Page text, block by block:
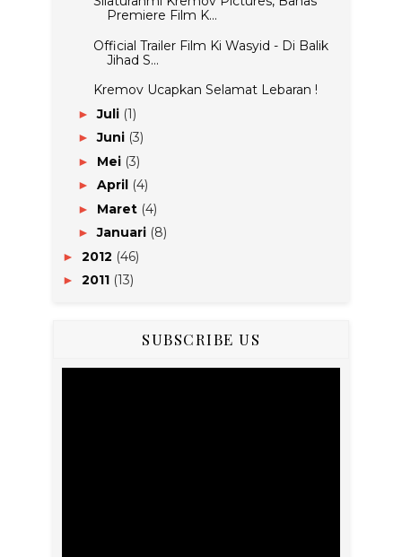
Premiere Film K...
Official Trailer Film Ki Wasyid - Di Balik
Jihad S...
Kremov Ucapkan Selamat Lebaran !
►Juli (1)
►Juni (3)
► Mei (3)
► April (4)
► Maret (4)
►Januari (8)
► 2012 (46)
► 2011 (13)
SUBSCRIBE US